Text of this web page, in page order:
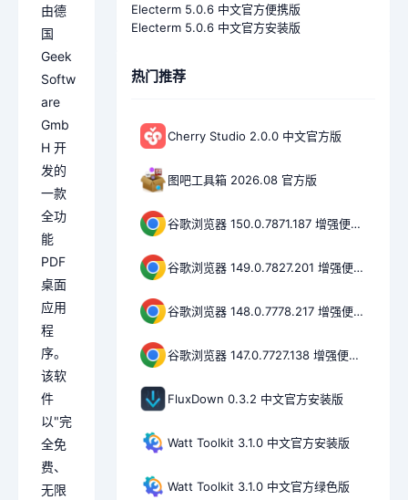
由德
国
Geek
Softw
are
Gmb
H 开
发的
一款
全功
能
PDF
桌面
应用
程
序。
该软
件
以"完
全免
费、
无限
Electerm 5.0.6 中文官方便携版
Electerm 5.0.6 中文官方安装版
热门推荐
Cherry Studio 2.0.0 中文官方版
图吧工具箱 2026.08 官方版
谷歌浏览器 150.0.7871.187 增强便携版
谷歌浏览器 149.0.7827.201 增强便携版
谷歌浏览器 148.0.7778.217 增强便携版
谷歌浏览器 147.0.7727.138 增强便携版
FluxDown 0.3.2 中文官方安装版
Watt Toolkit 3.1.0 中文官方安装版
Watt Toolkit 3.1.0 中文官方绿色版